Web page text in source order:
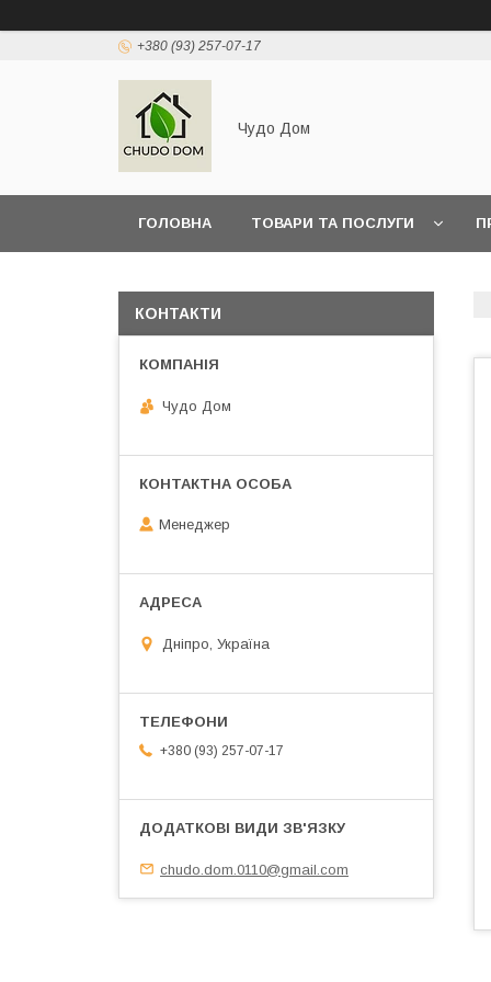
+380 (93) 257-07-17
Чудо Дом
ГОЛОВНА ТОВАРИ ТА ПОСЛУГИ
КОНТАКТИ
Чудо Дом
Менеджер
Дніпро, Україна
+380 (93) 257-07-17
chudo.dom.0110@gmail.com